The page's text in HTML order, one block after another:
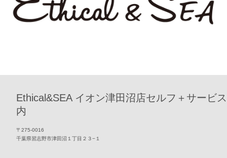
Ethical&SEA イオン津田沼店セルフ＋サービス
内
〒275-0016
千葉県習志野市津田沼１丁目２３−１